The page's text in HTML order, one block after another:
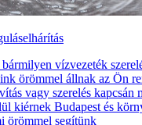
vízvezeték
örömmel állnak az Ön
vagy szerelés kapcsán
kiérnek Budapest és
örömmel segítünk